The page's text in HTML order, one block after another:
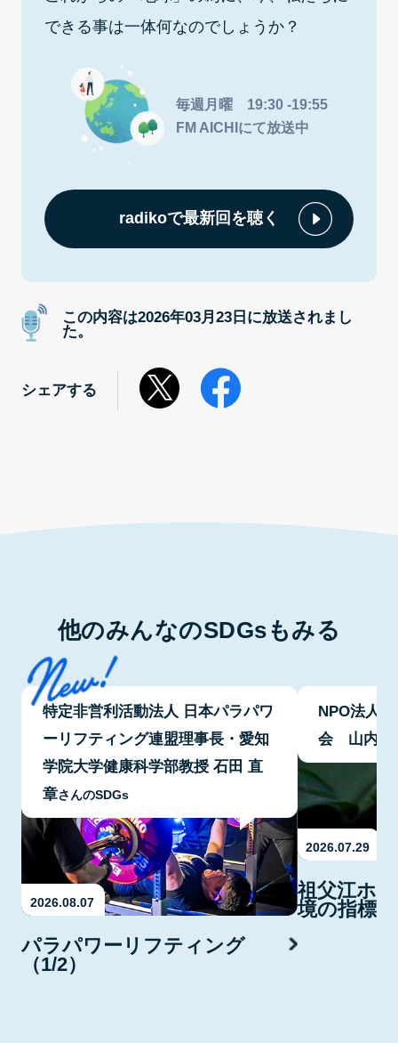
できる事は一体何なのでしょうか？
毎週月曜 19:30 -19:55
FM AICHIにて放送中
radikoで最新回を聴く
この内容は2026年03月23日に放送されまし
た。
シェアする
他のみんなのSDGsもみる
特定非営利活動法人 日本パラパワ
ーリフティング連盟理事長・愛知
学院大学健康科学部教授 石田 直
章さんのSDGs
2026.08.07
パラパワーリフティング
（1/2）
NPO法人
会 山内
2026.07.29
祖父江ホ
境の指標